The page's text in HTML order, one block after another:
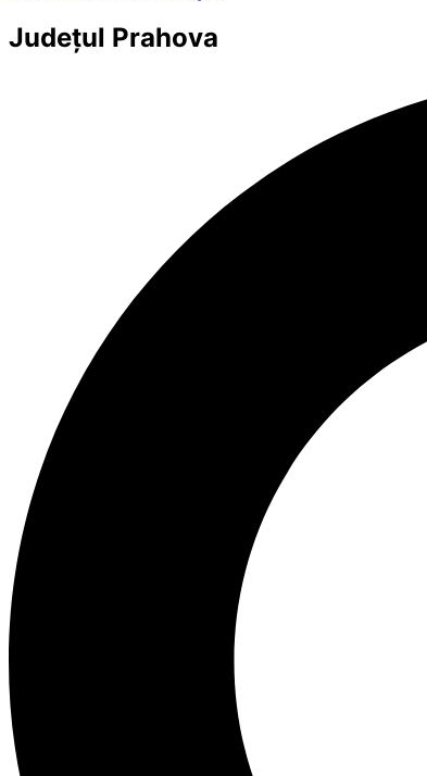
Județul Prahova